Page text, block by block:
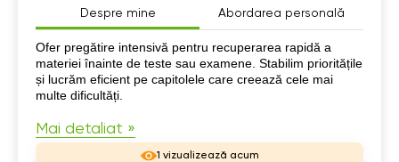
Despre mine Abordarea personală
Despre mine
Ofer pregătire intensivă pentru recuperarea rapidă a
materiei înainte de teste sau examene. Stabilim prioritățile
și lucrăm eficient pe capitolele care creează cele mai
multe dificultăți.
Mai detaliat »
1 vizualizează acum